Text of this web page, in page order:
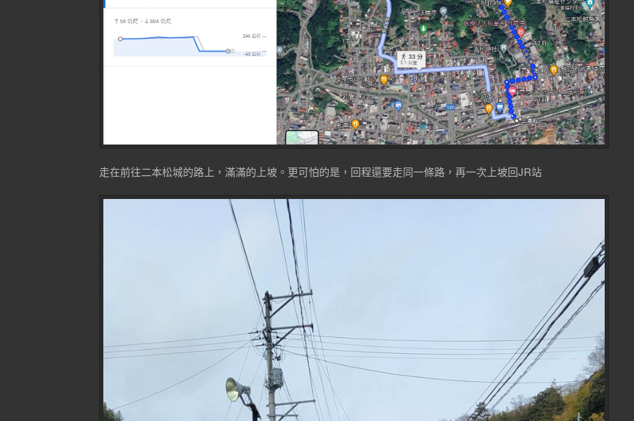
走在前往二本松城的路上，滿滿的上坡。更可怕的是，回程還要走同一條路，再一次上坡回JR站